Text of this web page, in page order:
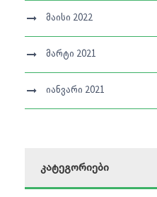
მაისი 2022
მარტი 2021
იანვარი 2021
კატეგორიები